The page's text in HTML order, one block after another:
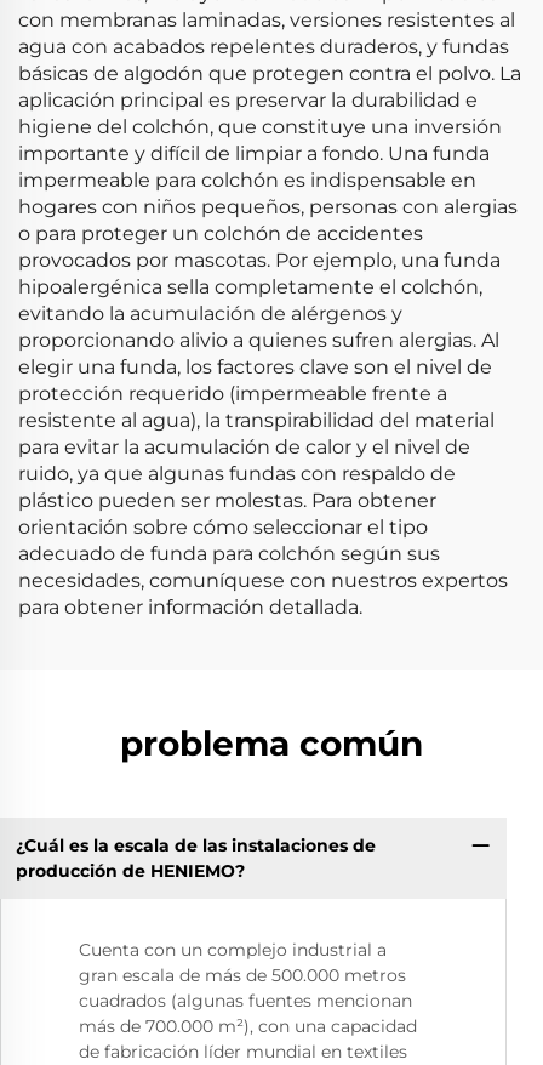
con membranas laminadas, versiones resistentes al
agua con acabados repelentes duraderos, y fundas
básicas de algodón que protegen contra el polvo. La
aplicación principal es preservar la durabilidad e
higiene del colchón, que constituye una inversión
importante y difícil de limpiar a fondo. Una funda
impermeable para colchón es indispensable en
hogares con niños pequeños, personas con alergias
o para proteger un colchón de accidentes
provocados por mascotas. Por ejemplo, una funda
hipoalergénica sella completamente el colchón,
evitando la acumulación de alérgenos y
proporcionando alivio a quienes sufren alergias. Al
elegir una funda, los factores clave son el nivel de
protección requerido (impermeable frente a
resistente al agua), la transpirabilidad del material
para evitar la acumulación de calor y el nivel de
ruido, ya que algunas fundas con respaldo de
plástico pueden ser molestas. Para obtener
orientación sobre cómo seleccionar el tipo
adecuado de funda para colchón según sus
necesidades, comuníquese con nuestros expertos
para obtener información detallada.
problema común
¿Cuál es la escala de las instalaciones de
producción de HENIEMO?
Cuenta con un complejo industrial a
gran escala de más de 500.000 metros
cuadrados (algunas fuentes mencionan
más de 700.000 m²), con una capacidad
de fabricación líder mundial en textiles